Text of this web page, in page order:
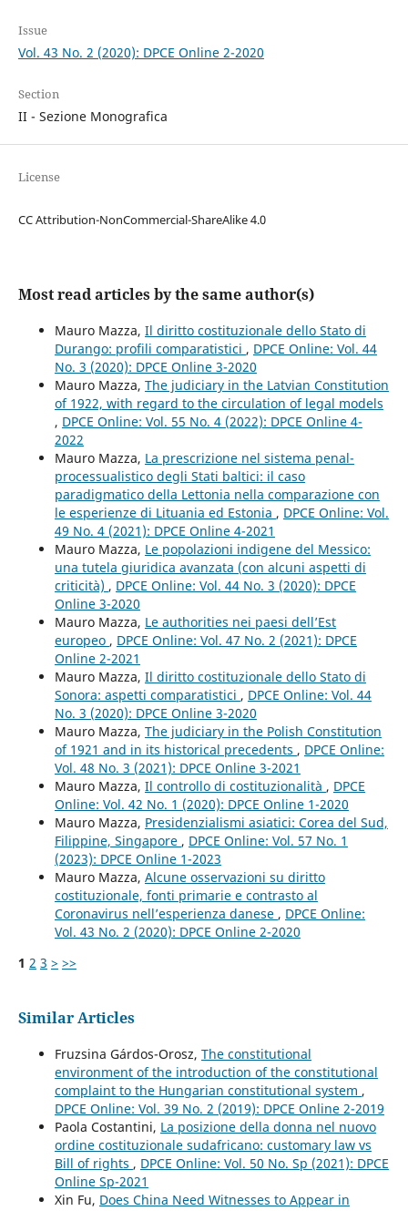
Issue
Vol. 43 No. 2 (2020): DPCE Online 2-2020
Section
II - Sezione Monografica
License
CC Attribution-NonCommercial-ShareAlike 4.0
Most read articles by the same author(s)
Mauro Mazza, Il diritto costituzionale dello Stato di
Durango: profili comparatistici , DPCE Online: Vol. 44
No. 3 (2020): DPCE Online 3-2020
Mauro Mazza, The judiciary in the Latvian Constitution
of 1922, with regard to the circulation of legal models
, DPCE Online: Vol. 55 No. 4 (2022): DPCE Online 4-
2022
Mauro Mazza, La prescrizione nel sistema penal-
processualistico degli Stati baltici: il caso
paradigmatico della Lettonia nella comparazione con
le esperienze di Lituania ed Estonia , DPCE Online: Vol.
49 No. 4 (2021): DPCE Online 4-2021
Mauro Mazza, Le popolazioni indigene del Messico:
una tutela giuridica avanzata (con alcuni aspetti di
criticità) , DPCE Online: Vol. 44 No. 3 (2020): DPCE
Online 3-2020
Mauro Mazza, Le authorities nei paesi dell’Est
europeo , DPCE Online: Vol. 47 No. 2 (2021): DPCE
Online 2-2021
Mauro Mazza, Il diritto costituzionale dello Stato di
Sonora: aspetti comparatistici , DPCE Online: Vol. 44
No. 3 (2020): DPCE Online 3-2020
Mauro Mazza, The judiciary in the Polish Constitution
of 1921 and in its historical precedents , DPCE Online:
Vol. 48 No. 3 (2021): DPCE Online 3-2021
Mauro Mazza, Il controllo di costituzionalità , DPCE
Online: Vol. 42 No. 1 (2020): DPCE Online 1-2020
Mauro Mazza, Presidenzialismi asiatici: Corea del Sud,
Filippine, Singapore , DPCE Online: Vol. 57 No. 1
(2023): DPCE Online 1-2023
Mauro Mazza, Alcune osservazioni su diritto
costituzionale, fonti primarie e contrasto al
Coronavirus nell’esperienza danese , DPCE Online:
Vol. 43 No. 2 (2020): DPCE Online 2-2020
1 2 3 > >>
Similar Articles
Fruzsina Gárdos-Orosz, The constitutional
environment of the introduction of the constitutional
complaint to the Hungarian constitutional system ,
DPCE Online: Vol. 39 No. 2 (2019): DPCE Online 2-2019
Paola Costantini, La posizione della donna nel nuovo
ordine costituzionale sudafricano: customary law vs
Bill of rights , DPCE Online: Vol. 50 No. Sp (2021): DPCE
Online Sp-2021
Xin Fu, Does China Need Witnesses to Appear in